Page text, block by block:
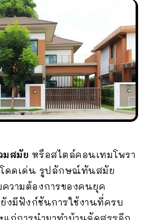
มสมัย หรือสไตล์คอนเทมโพรา
ดดเด่น รูปลักษณ์ทันสมัย
ความต้องการของคนยุค
งมีฟังก์ชันการใช้งานที่ครบ